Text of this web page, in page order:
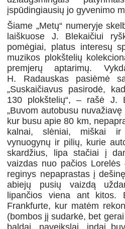
įspūdingiausių jo gyvenimo
Šiame „Metų“ numeryje
laiškuose J. Blekaičiui
pomėgiai, platus interesų
muzikos plokštelių
premjerų aptarimų.
H. Radauskas pasiėmė
„Suskaičiavus pasirodė,
130 plokštelių“, – rašė J.
„Buvom autobusu
kur busu apie 80 km,
kalnai, slėniai, miškai
vynuogynų ir pilių, kurie
skardžius, lipa stačiai į
vaizdas nuo pačios
reginys nepaprastas į
abiejų pusių vaizdą
lipančios viena ant kitos.
Frankfurte, kur matėm
(bombos jį sudarkė, bet
baldai, paveikslai, indai